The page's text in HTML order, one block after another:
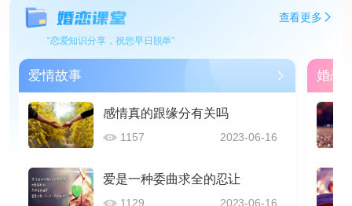
查看更多
“恋爱知识分享，祝您早日脱单”
爱情故事
感情真的跟缘分有关吗
1157 2023-06-16
爱是一种委曲求全的忍让
1129 2023-06-16
婚恋